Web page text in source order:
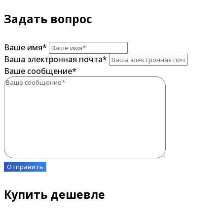
Задать вопрос
Ваше имя*
Ваша электронная почта*
Ваше сообщение*
Отправить
Купить дешевле